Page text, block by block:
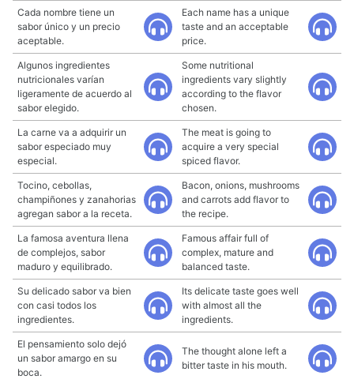
Cada nombre tiene un
sabor único y un precio
aceptable.
Each name has a unique
taste and an acceptable
price.
Algunos ingredientes
nutricionales varían
ligeramente de acuerdo al
sabor elegido.
Some nutritional
ingredients vary slightly
according to the flavor
chosen.
La carne va a adquirir un
sabor especiado muy
especial.
The meat is going to
acquire a very special
spiced flavor.
Tocino, cebollas,
champiñones y zanahorias
agregan sabor a la receta.
Bacon, onions, mushrooms
and carrots add flavor to
the recipe.
La famosa aventura llena
de complejos, sabor
maduro y equilibrado.
Famous affair full of
complex, mature and
balanced taste.
Su delicado sabor va bien
con casi todos los
ingredientes.
Its delicate taste goes well
with almost all the
ingredients.
El pensamiento solo dejó
un sabor amargo en su
boca.
The thought alone left a
bitter taste in his mouth.